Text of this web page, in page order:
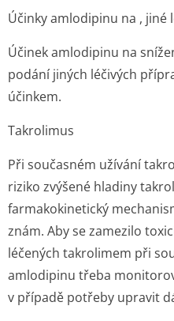
Účinky amlodipinu na , jiné
Účinek amlodipinu na
podání jiných léčivých
účinkem.
Takrolimus
Při současném užívání
riziko zvýšené hladiny
farmakokinetický
znám. Aby se zamezilo
léčených takrolimem při
amlodipinu třeba
v případě potřeby upravit